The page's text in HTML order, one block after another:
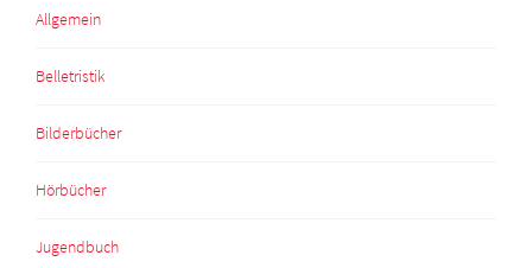
Allgemein
Belletristik
Bilderbücher
Hörbücher
Jugendbuch